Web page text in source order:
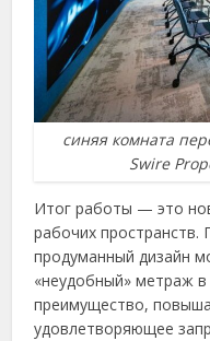
синяя комната
Swire
Итог работы — это
рабочих пространств.
продуманный дизайн
«неудобный» метраж
преимущество,
удовлетворяющее